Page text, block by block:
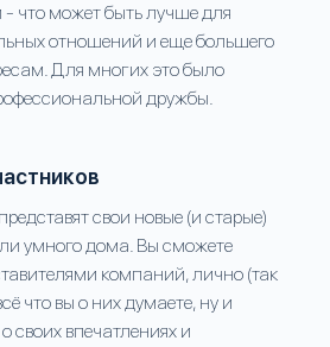
- что может быть лучше для
отношений и еще большего
Для многих это было
дружбы.
свои новые (и старые)
умного дома. Вы сможете
компаний, лично (так
что вы о них думаете, ну и
своих впечатлениях и